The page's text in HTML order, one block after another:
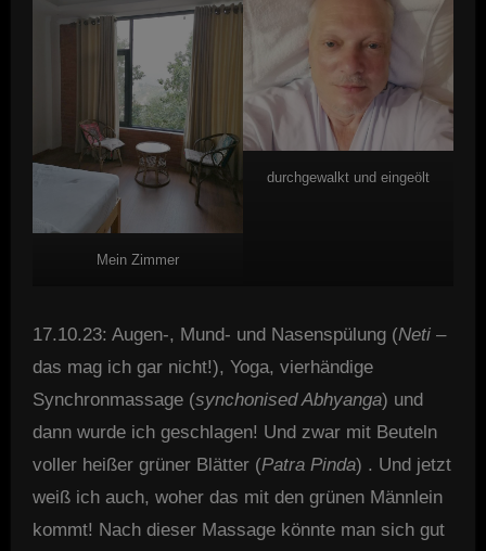
Mein Zimmer
durchgewalkt und eingeölt
17.10.23: Augen-, Mund- und Nasenspülung (Neti –
das mag ich gar nicht!), Yoga, vierhändige
Synchronmassage (synchonised Abhyanga) und
dann wurde ich geschlagen! Und zwar mit Beuteln
voller heißer grüner Blätter (Patra Pinda) . Und jetzt
weiß ich auch, woher das mit den grünen Männlein
kommt! Nach dieser Massage könnte man sich gut